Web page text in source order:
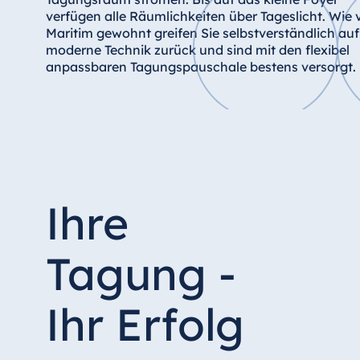
Star-Apart Hansa Hotel Wiesbaden
Hotel Würzburg
Albanien
Hotel Plaza Tirana
Resort Marina Bay
verfügen alle Räumlichkeiten über Tageslicht. Wie
Maritim gewohnt greifen Sie selbstverständlich auf
moderne Technik zurück und sind mit den flexibel
anpassbaren Tagungspauschale bestens versorgt.
Ihre
Tagung -
Ihr Erfolg